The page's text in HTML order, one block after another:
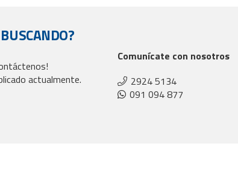
actualmente.
Comunícate con nosotros
2924 5134
091 094 877